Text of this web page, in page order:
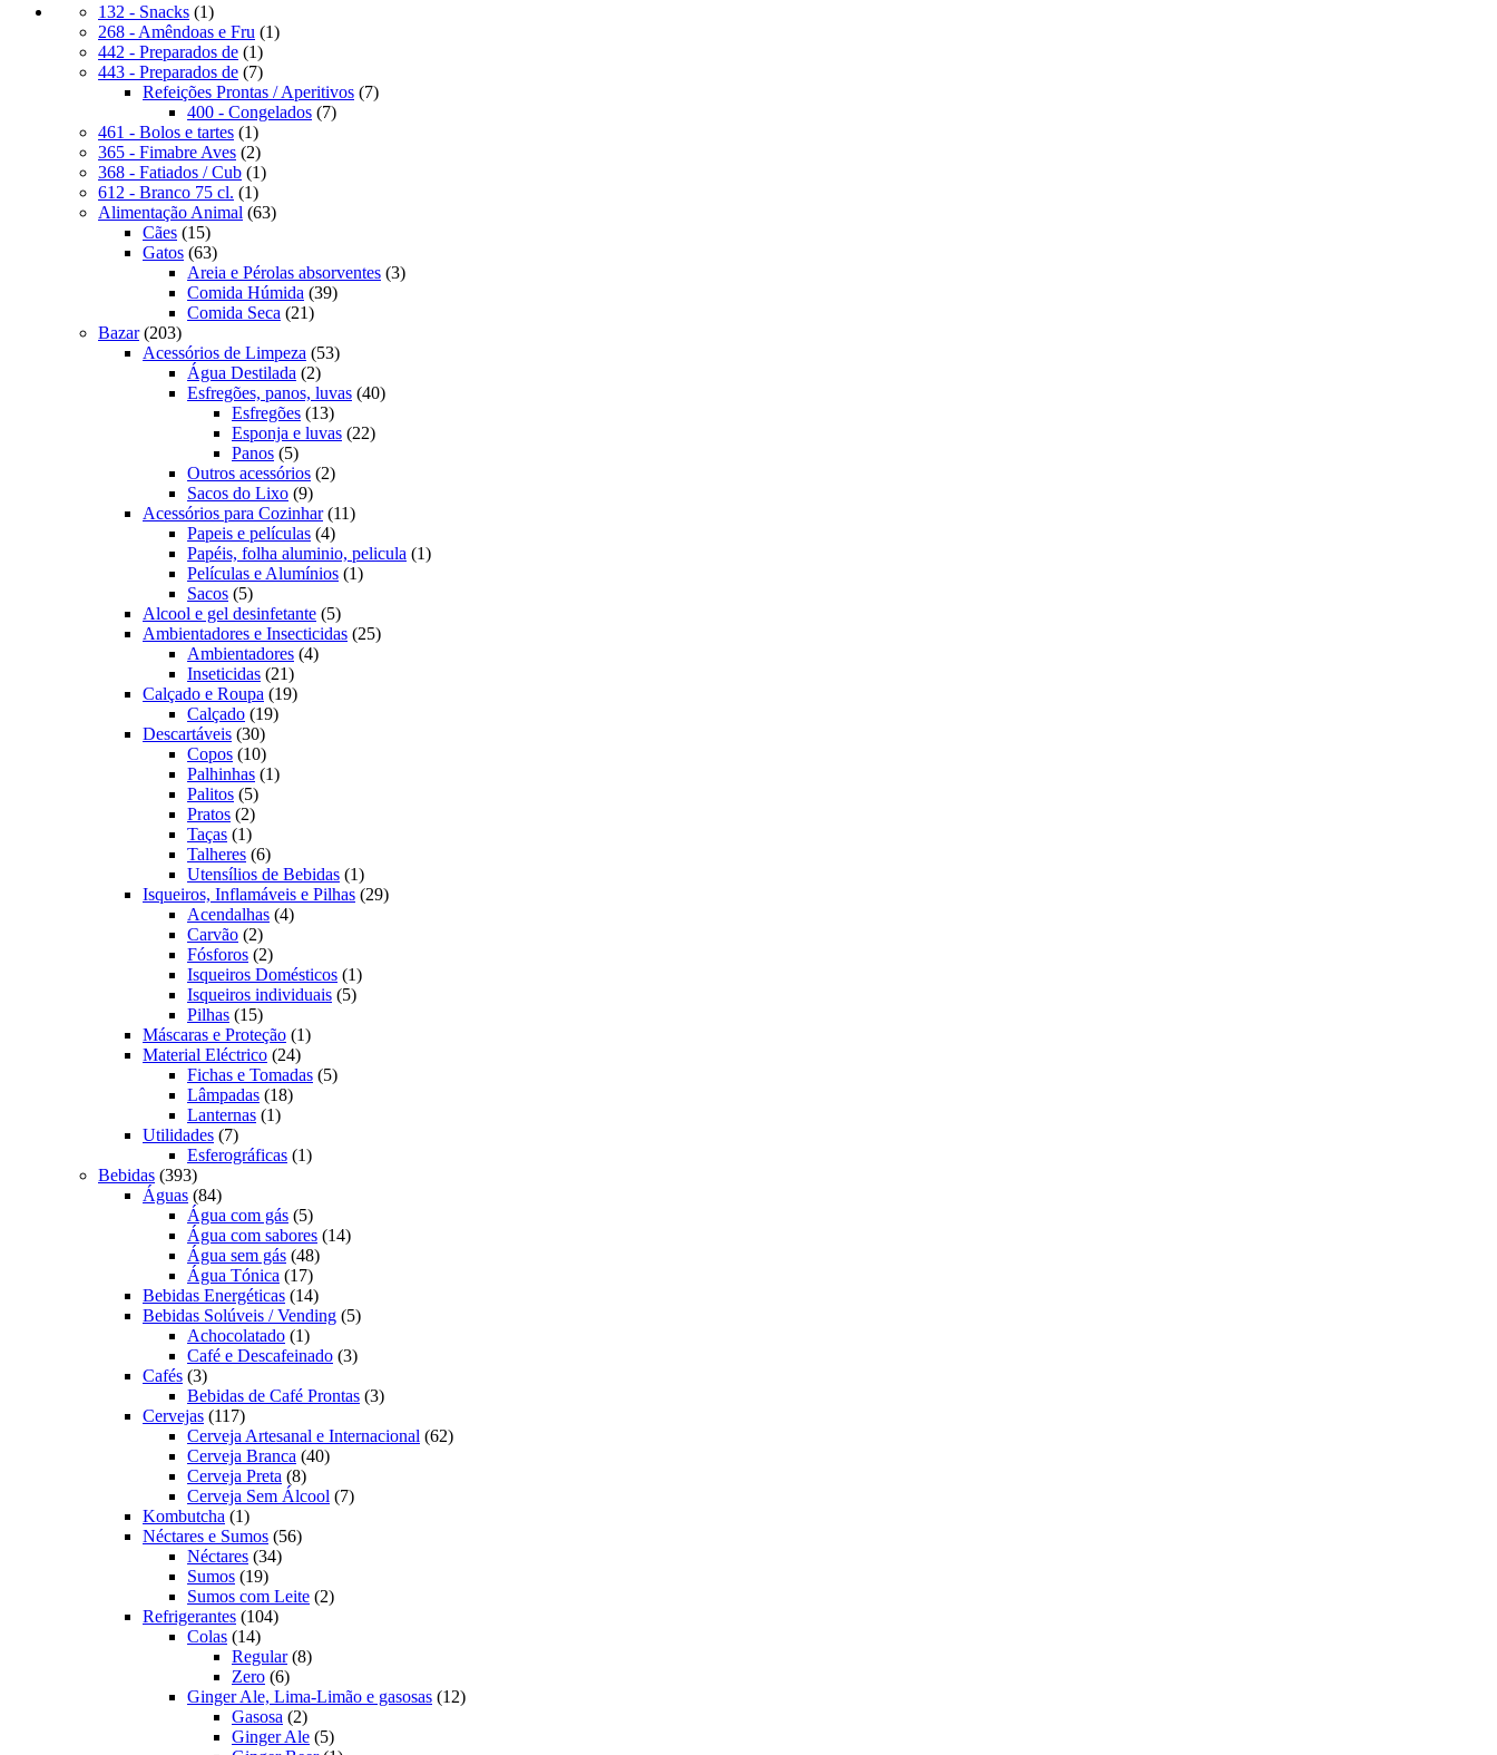
132 - Snacks 11
produto
268 - Amêndoas e Fru 11
442 - Preparados de 11
produto
443 - Preparados de 77
produtos
Refeições Prontas / Aperitivos 77
400 - Congelados 77
461 - Bolos e tartes 11
produto
365 - Fimabre Aves 22
produtos
368 - Fatiados / Cub 11
612 - Branco 75 cl. 11
produto
Alimentação Animal 6363
Cães 1515
produtos
Gatos 6363
produtos
Areia e Pérolas absorventes 33
Comida Húmida 3939
Comida Seca 2121
Bazar 203203
produtos
Acessórios de Limpeza 5353
Água Destilada 22
produtos
Esfregões, panos, luvas 4040
Esfregões 1313
produtos
Esponja e luvas 2222
Panos 55
produtos
Outros acessórios 22
Sacos do Lixo 99
produtos
Acessórios para Cozinhar 1111
Papeis e películas 44
produtos
Papéis, folha aluminio, pelicula 11
Películas e Alumínios 11
Sacos 55
produtos
Alcool e gel desinfetante 55
produtos
Ambientadores e Insecticidas 2525
Ambientadores 44
Inseticidas 2121
produtos
Calçado e Roupa 1919
Calçado 1919
Descartáveis 3030
produtos
Copos 1010
produtos
Palhinhas 11
Palitos 55
produtos
Pratos 22
produtos
Taças 11
produto
Talheres 66
produtos
Utensílios de Bebidas 11
produto
Isqueiros, Inflamáveis e Pilhas 2929
Acendalhas 44
Carvão 22
produtos
Fósforos 22
produtos
Isqueiros Domésticos 11
produto
Isqueiros individuais 55
Pilhas 1515
produtos
Máscaras e Proteção 11
Material Eléctrico 2424
produtos
Fichas e Tomadas 55
Lâmpadas 1818
Lanternas 11
Utilidades 77
produtos
Esferográficas 11
Bebidas 393393
produtos
Águas 8484
produtos
Água com gás 55
produtos
Água com sabores 1414
Água sem gás 4848
Água Tónica 1717
produtos
Bebidas Energéticas 1414
produtos
Bebidas Solúveis / Vending 55
Achocolatado 11
produto
Café e Descafeinado 33
Cafés 33
produtos
Bebidas de Café Prontas 33
Cervejas 117117
produtos
Cerveja Artesanal e Internacional 6262
Cerveja Branca 4040
Cerveja Preta 88
produtos
Cerveja Sem Álcool 77
Kombutcha 11
produto
Néctares e Sumos 5656
Néctares 3434
Sumos 1919
produtos
Sumos com Leite 22
Refrigerantes 104104
Colas 1414
produtos
Regular 88
Zero 66
produtos
Ginger Ale, Lima-Limão e gasosas 1212
Gasosa 22
produtos
Ginger Ale 55